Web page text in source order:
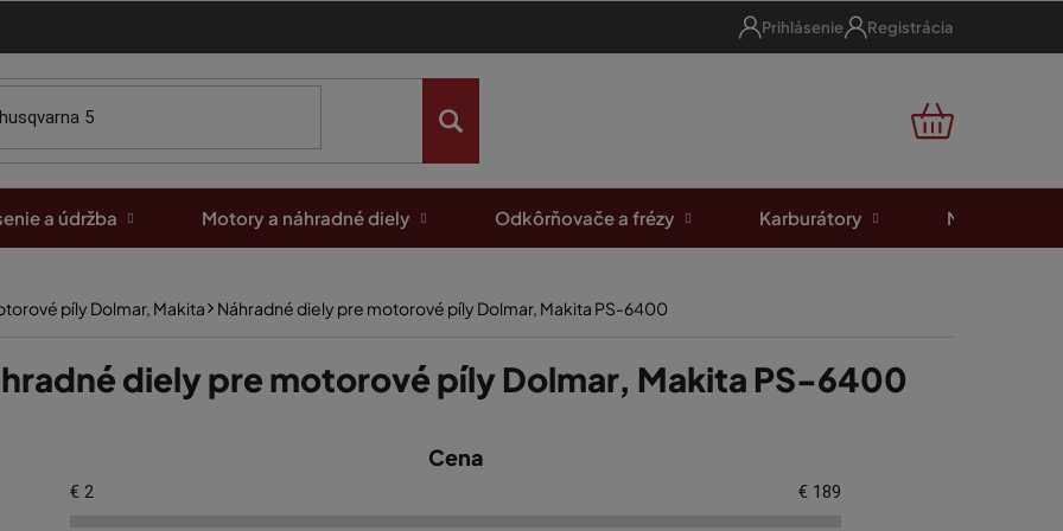
Prihlásenie Registrácia
NÁKUPNÝ
a údržba Motory a náhradné diely Odkôrňovače a frézy Karburátory Motorové
píly Dolmar, Makita Náhradné diely pre motorové píly Dolmar, Makita PS-6400
diely pre motorové píly Dolmar, Makita PS-6400
Cena
€ 2 € 189